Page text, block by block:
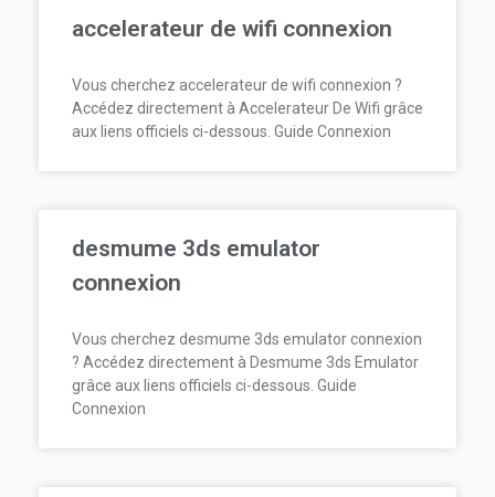
accelerateur de wifi connexion
Vous cherchez accelerateur de wifi connexion ?
Accédez directement à Accelerateur De Wifi grâce
aux liens officiels ci-dessous. Guide Connexion
desmume 3ds emulator
connexion
Vous cherchez desmume 3ds emulator connexion
? Accédez directement à Desmume 3ds Emulator
grâce aux liens officiels ci-dessous. Guide
Connexion